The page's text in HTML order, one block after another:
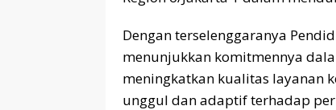
Dengan terselenggaranya
menunjukkan komitmennya
meningkatkan kualitas layanan
unggul dan adaptif terhadap